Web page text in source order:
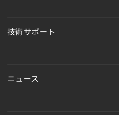
技術サポート
ニュース